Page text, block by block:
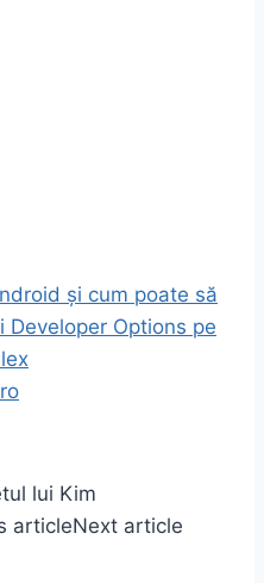
și cum poate să
Developer Options pe
lui Kim
articleNext article